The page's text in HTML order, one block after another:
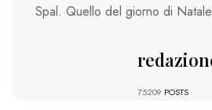
Spal. Quello del giorno di
75209 POSTS